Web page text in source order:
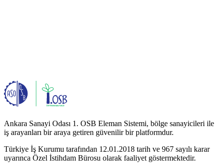
Ankara Sanayi Odası 1. OSB Eleman Sistemi, bölge sanayicileri ile
iş arayanları bir araya getiren güvenilir bir platformdur.
Türkiye İş Kurumu tarafından 12.01.2018 tarih ve 967 sayılı karar
uyarınca Özel İstihdam Bürosu olarak faaliyet göstermektedir.